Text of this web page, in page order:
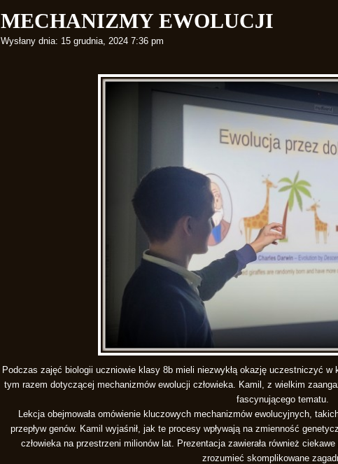
MECHANIZMY EWOLUCJI
Wysłany dnia: 15 grudnia, 2024 7:36 pm
Podczas zajęć biologii uczniowie klasy 8b mieli niezwykłą okazję uczestniczyć w
tym razem dotyczącej mechanizmów ewolucji człowieka. Kamil, z wielkim
fascynującego tematu.
Lekcja obejmowała omówienie kluczowych mechanizmów ewolucyjnych,
przepływ genów. Kamil wyjaśnił, jak te procesy wpływają na zmienność
człowieka na przestrzeni milionów lat. Prezentacja zawierała również
zrozumieć skomplikowane